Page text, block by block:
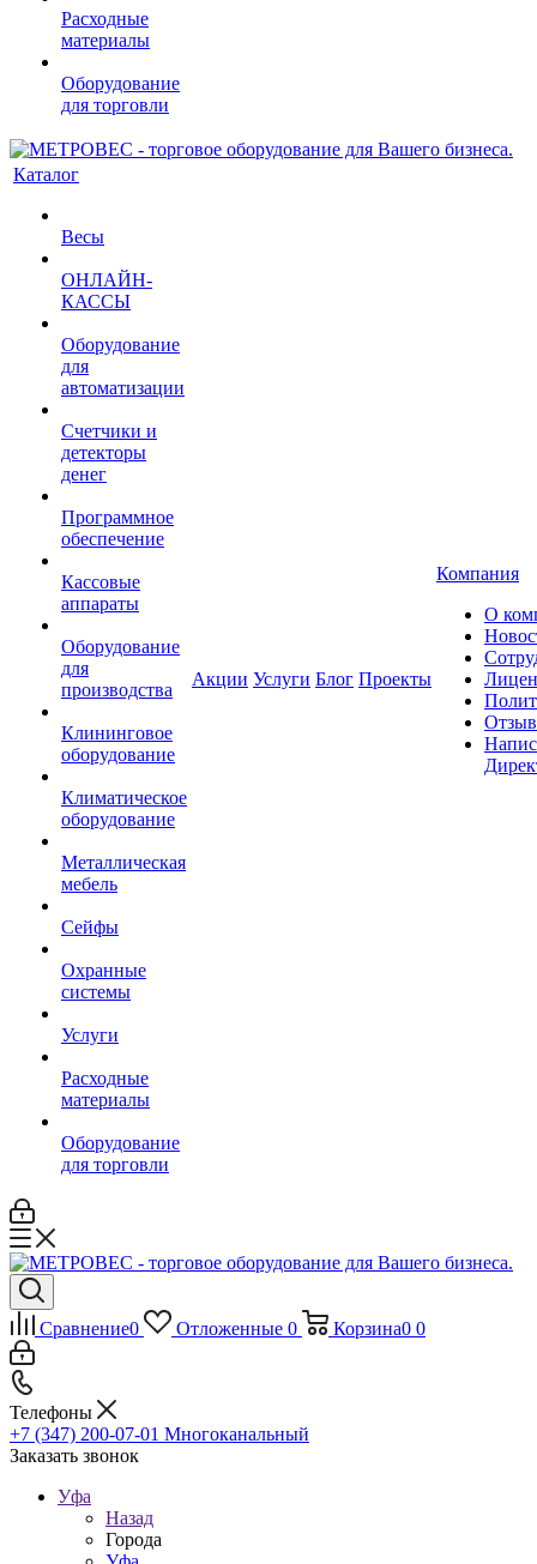
Расходные
материалы
Оборудование
для торговли
Каталог
Весы
ОНЛАЙН-
КАССЫ
Оборудование
для
автоматизации
Счетчики и
детекторы
денег
Программное
обеспечение
Кассовые
аппараты
Оборудование
для
производства
Клининговое
оборудование
Климатическое
оборудование
Металлическая
мебель
Сейфы
Охранные
системы
Услуги
Расходные
материалы
Оборудование
для торговли
Акции Услуги Блог Проекты
Компания
О
Сравнение0 Отложенные 0 Корзина0 0
Телефоны
+7 (347) 200-07-01 Многоканальный
Заказать звонок
Уфа
Назад
Города